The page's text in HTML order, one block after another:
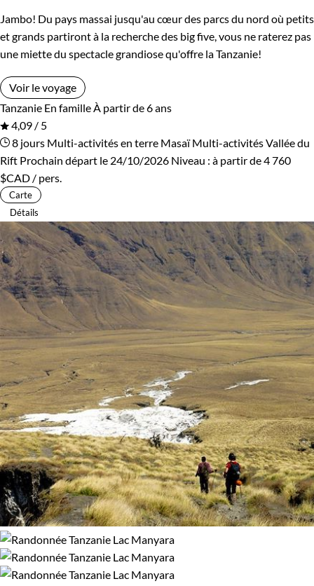
Jambo! Du pays massai jusqu'au cœur des parcs du nord où petits
et grands partiront à la recherche des big five, vous ne raterez pas
une miette du spectacle grandiose qu'offre la Tanzanie!
Voir le voyage
Tanzanie En famille À partir de 6 ans
4,09 / 5
8 jours Multi-activités en terre MasaïMulti-activités Vallée du
Rift Prochain départ le 24/10/2026 Niveau : à partir de4 760
$CAD / pers.
Carte
Détails